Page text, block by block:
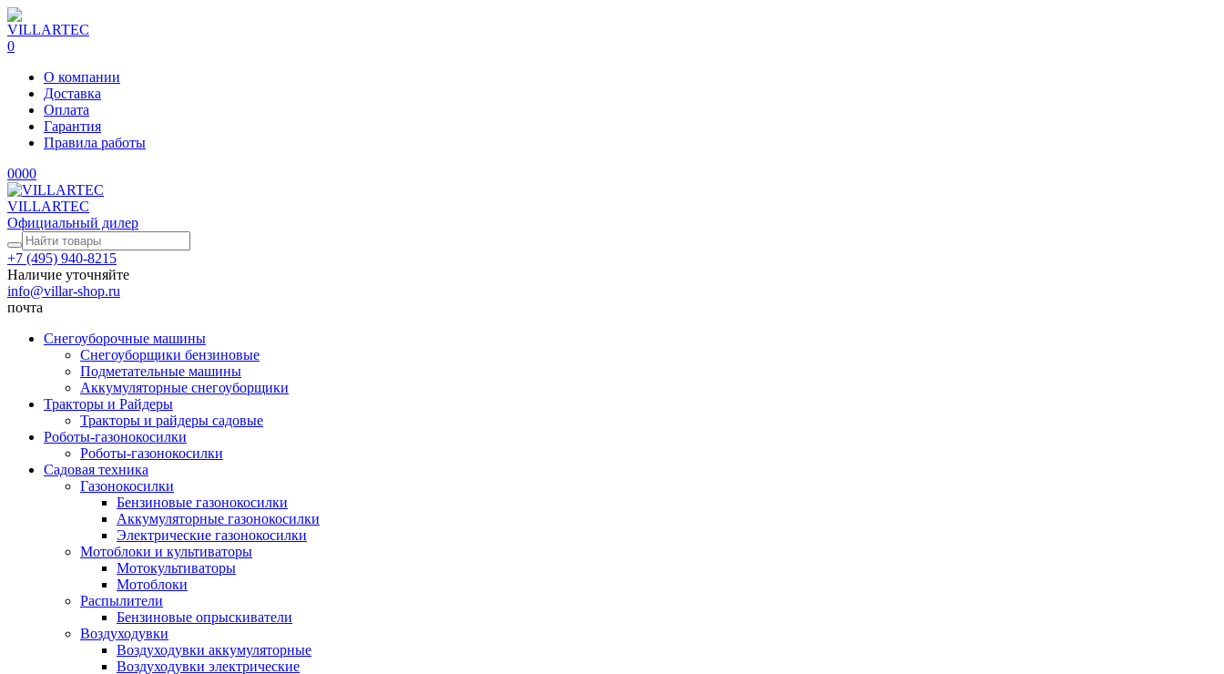
0
О компании
Доставка
Оплата
Гарантия
Правила работы
0000
VILLARTEC
Официальный дилер
+7 (495) 940-8215
Наличие уточняйте
info@villar-shop.ru
почта
Снегоуборочные машины
Снегоуборщики бензиновые
Подметательные машины
Аккумуляторные снегоуборщики
Тракторы и Райдеры
Тракторы и райдеры садовые
Роботы-газонокосилки
Роботы-газонокосилки
Садовая техника
Газонокосилки
Бензиновые газонокосилки
Аккумуляторные газонокосилки
Электрические газонокосилки
Мотоблоки и культиваторы
Мотокультиваторы
Мотоблоки
Распылители
Бензиновые опрыскиватели
Воздуходувки
Воздуходувки аккумуляторные
Воздуходувки электрические